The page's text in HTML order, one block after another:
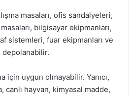
masaları, ofis sandalyeleri,
bilgisayar ekipmanları,
sistemleri, fuar ekipmanları ve
için uygun olmayabilir. Yanıcı,
canlı hayvan, kimyasal madde,